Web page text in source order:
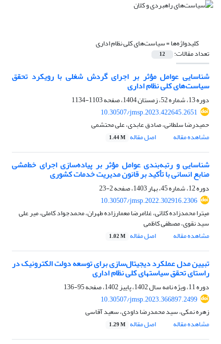
کلیدواژه‌ها =سیاست‌های کلی نظام اداری
تعداد مقالات: 12
شناسایی عوامل مؤثر بر اجرای گردش شغلی با رویکرد تحقق
سیاست‌های کلی نظام اداری
دوره 13، شماره 52، زمستان 1404، صفحه
1103-1134
10.30507/jmsp.2023.422645.2651
حمیدرضا سلطانی، صادق عابدی، علی محتشمی
مشاهده مقاله
اصل مقاله 1.44 M
شناسایی و رتبه‌بندی عوامل مؤثر بر پیاده‌سازی اجرای خط‌مشی
منابع انسانی با تأکید بر قانون مدیریت خدمات کشوری
دوره 12، شماره 45، بهار 1403، صفحه
2-23
10.30507/jmsp.2022.302916.2306
میترا محمدزاده کلاتی، غلامرضا معمارزاده طهران، محمدجواد کاملی، میر علی
سید نقوی، مصطفی کاظمی
مشاهده مقاله
اصل مقاله 1.02 M
تبیین مدل عملکرد دیجیتال‌سازی برای توسعه دولت الکترونیک در
راستای تحقق سیاستهای کلی نظام اداری
دوره 11، ویژه نامه سال 1402، پاییز 1402، صفحه
95-136
10.30507/jmsp.2023.366897.2499
زهره نمکی، سید محمدرضا داودی، سعید آقاسی
مشاهده مقاله
اصل مقاله 1.29 M